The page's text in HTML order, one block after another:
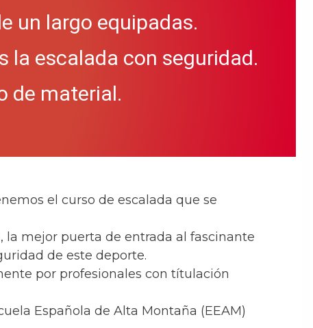
un largo equipadas.
la escalada con seguridad.
de material.
el curso de escalada que se
la mejor puerta de entrada al fascinante
de este deporte.
por profesionales con títulación
Española de Alta Montaña (EEAM)